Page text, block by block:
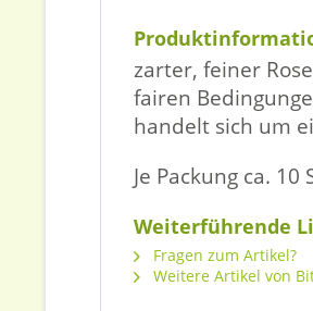
zarter, feiner
fairen
handelt sich um
Je Packung ca.
Weiterführende
Fragen zum Artikel?
Weitere Artikel von